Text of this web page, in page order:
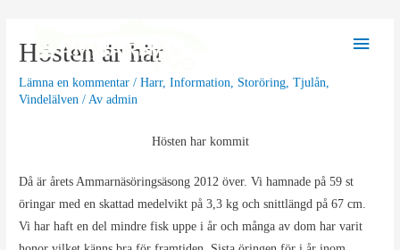
innehållHösten är här
Lämna en kommentar /Harr,Information, Storöring,Tjulån,
Vindelälven / Av admin
Hösten har kommit
Då är årets Ammarnäsöringsäsong 2012 över. Vi hamnade på 59 st
öringar med en skattad medelvikt på 3,3 kg och snittlängd på 67 cm.
Vi har haft en del mindre fisk uppe i år och många av dom har varit